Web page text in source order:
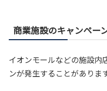
商業施設のキャンペー
イオンモールなどの施設内
ンが発生することがあります